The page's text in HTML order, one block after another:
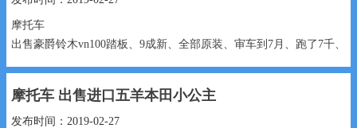
摩托车
出售豪爵铃木vn100踏板、9成新、全部原装、审车到7月、跑了7千、
4300元 17732932168...
摩托车 出售进口五羊本田小公主
发布时间：2019-02-27